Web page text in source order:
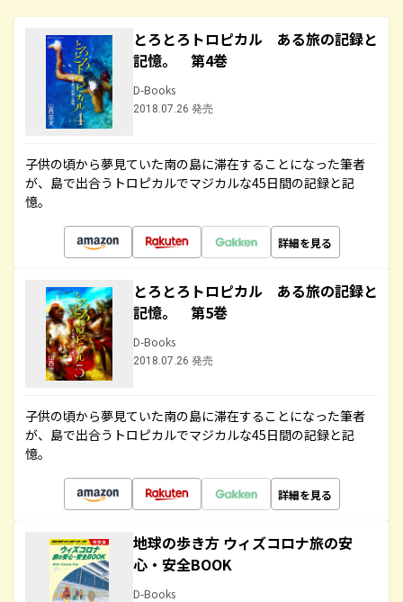
とろとろトロピカル ある旅の記録と
記憶。 第4巻
D-Books
2018.07.26 発売
子供の頃から夢見ていた南の島に滞在することになった筆者
が、島で出合うトロピカルでマジカルな45日間の記録と記
憶。
詳細を見る
とろとろトロピカル ある旅の記録と
記憶。 第5巻
D-Books
2018.07.26 発売
子供の頃から夢見ていた南の島に滞在することになった筆者
が、島で出合うトロピカルでマジカルな45日間の記録と記
憶。
詳細を見る
地球の歩き方 ウィズコロナ旅の安
心・安全BOOK
D-Books